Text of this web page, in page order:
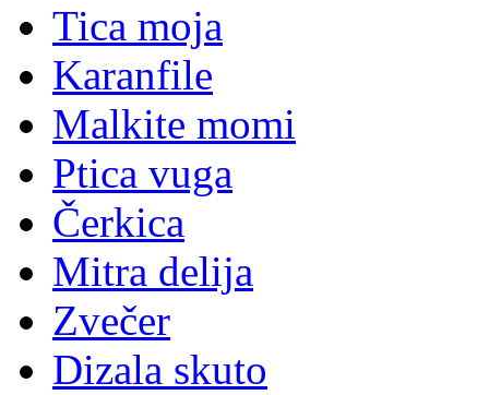
Tica moja
Karanfile
Malkite momi
Ptica vuga
Čerkica
Mitra delija
Zvečer
Dizala skuto